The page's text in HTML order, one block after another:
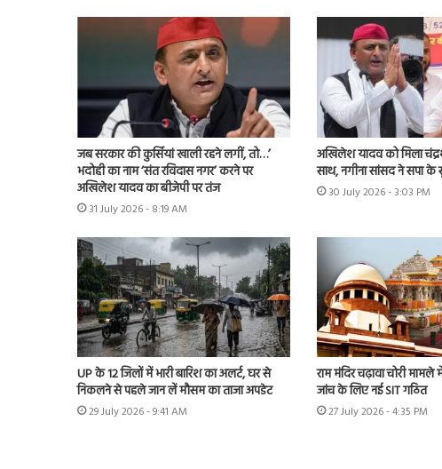
जब सरकार की कुर्सियां खाली रहने लगीं, तो…’
भदोही का नाम ‘संत रविदास नगर’ करने पर
अखिलेश यादव का बीजेपी पर तंज
31 July 2026 - 8:19 AM
अखिलेश यादव को मिला
साथ, नगीना सांसद ने सपा के
30 July 2026 - 3:03 PM
UP के 12 जिलों में भारी बारिश का अलर्ट, घर से
निकलने से पहले जान लें मौसम का ताजा अपडेट
29 July 2026 - 9:41 AM
राम मंदिर चढ़ावा चोरी
जांच के लिए नई SIT गठित
27 July 2026 - 4:35 PM